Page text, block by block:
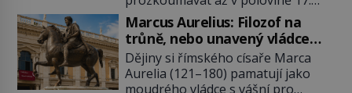
rozpadat a část z nich mizí navždy.
Kdo odnesl nejvzácnější knihy? A
existují ještě někde zapomenuté
rukopisy, které nikdo […]
století. Existuje však možnost, že
by se o tento vzdálený kontinent
mohly zajímat již evropské
starověké civilizace, a to o 15
století dříve? Již od starověku
Marcus Aurelius: Filozof na
trůně, nebo unavený vládce
závislý na opiu?
Dějiny si římského císaře Marca
Aurelia (121–180) pamatují jako
moudrého vládce s vášní pro